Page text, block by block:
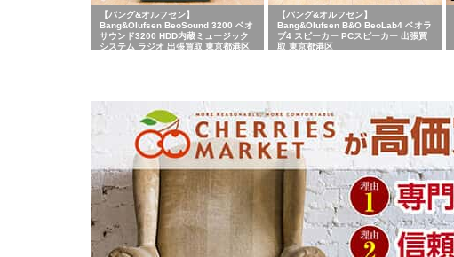
【バング&オルフセン】
Bang&Olufsen BeoSound 3200 ベオ
サウンド3200 HDD内蔵ミュージック
システム ラジオ 出張買取 東京都港区
【バング&オルフセン】
Bang&Olufsen B&O BeoLab4 ベオラ
ブ4 スピーカー PCスピーカー 出張買
取 東京都港区